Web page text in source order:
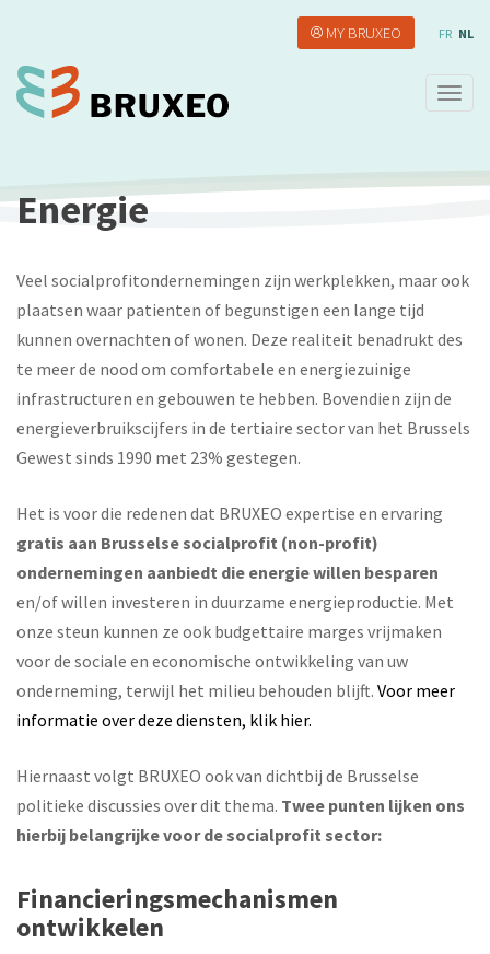
naar
inhoud
MY BRUXEO FR NL
Energie
Veel socialprofitondernemingen zijn werkplekken, maar ook
plaatsen waar patienten of begunstigen een lange tijd
kunnen overnachten of wonen. Deze realiteit benadrukt des
te meer de nood om comfortabele en energiezuinige
infrastructuren en gebouwen te hebben. Bovendien zijn de
energieverbruikscijfers in de tertiaire sector van het Brussels
Gewest sinds 1990 met 23% gestegen.
Het is voor die redenen dat BRUXEO expertise en ervaring
gratis aan Brusselse socialprofit (non-profit)
ondernemingen aanbiedt die energie willen besparen
en/of willen investeren in duurzame energieproductie. Met
onze steun kunnen ze ook budgettaire marges vrijmaken
voor de sociale en economische ontwikkeling van uw
onderneming, terwijl het milieu behouden blijft. Voor meer
informatie over deze diensten, klik hier.
Hiernaast volgt BRUXEO ook van dichtbij de Brusselse
politieke discussies over dit thema. Twee punten lijken ons
hierbij belangrijke voor de socialprofit sector:
Financieringsmechanismen
ontwikkelen